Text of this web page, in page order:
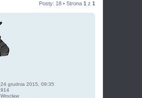
Posty: 18 • Strona 1 z 1
24 grudnia 2015, 09:35
914
Wrocław